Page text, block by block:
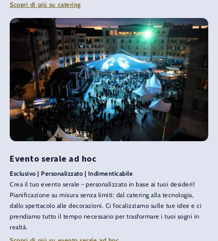
Scopri di più su catering
Evento serale ad hoc
Esclusivo | Personalizzato | Indimenticabile
Crea il tuo evento serale - personalizzato in base ai tuoi desideri!
Pianificazione su misura senza limiti: dal catering alla tecnologia,
dallo spettacolo alle decorazioni. Ci focalizziamo sulle tue idee e ci
prendiamo tutto il tempo necessario per trasformare i tuoi sogni in
realtà.